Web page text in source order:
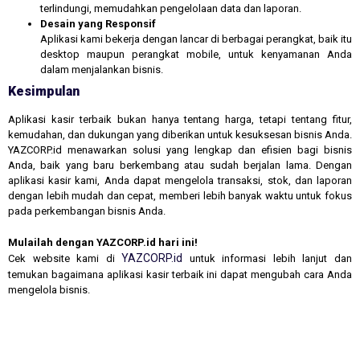
terlindungi, memudahkan pengelolaan data dan laporan.
Desain yang Responsif
Aplikasi kami bekerja dengan lancar di berbagai perangkat, baik itu
desktop maupun perangkat mobile, untuk kenyamanan Anda
dalam menjalankan bisnis.
Kesimpulan
Aplikasi kasir terbaik bukan hanya tentang harga, tetapi tentang fitur,
kemudahan, dan dukungan yang diberikan untuk kesuksesan bisnis Anda.
YAZCORP.id menawarkan solusi yang lengkap dan efisien bagi bisnis
Anda, baik yang baru berkembang atau sudah berjalan lama. Dengan
aplikasi kasir kami, Anda dapat mengelola transaksi, stok, dan laporan
dengan lebih mudah dan cepat, memberi lebih banyak waktu untuk fokus
pada perkembangan bisnis Anda.
Mulailah dengan YAZCORP.id hari ini!
Cek website kami di YAZCORP.id
untuk informasi lebih lanjut dan
temukan bagaimana aplikasi kasir terbaik ini dapat mengubah cara Anda
mengelola bisnis.